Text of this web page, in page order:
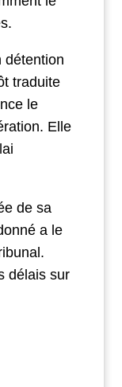
détention
traduite
le
Elle
de sa
a le
délais sur